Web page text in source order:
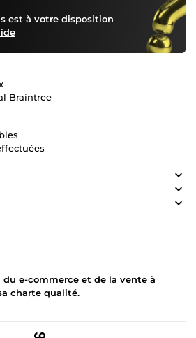
est à votre disposition
Braintree
du e-commerce et de la vente à
charte qualité.